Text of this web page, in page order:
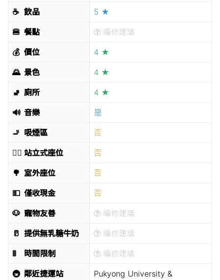
☕️ 飲品 5 ★
🍔 餐點 編修建議
💰 價位 4 ★
🌄 景色 4 ★
🚽 廁所 4 ★
🔊 音樂 是
🚬 吸煙區 否
🧍‍♂️ 站立式座位 否
🌳 室外座位 否
💵 僅收現金 否
🐶 寵物友善 編修建議
🥛 提供無乳糖牛奶 編修建議
🚦 時間限制 編修建議
🚇 鄰近捷運站
Pukyong University &